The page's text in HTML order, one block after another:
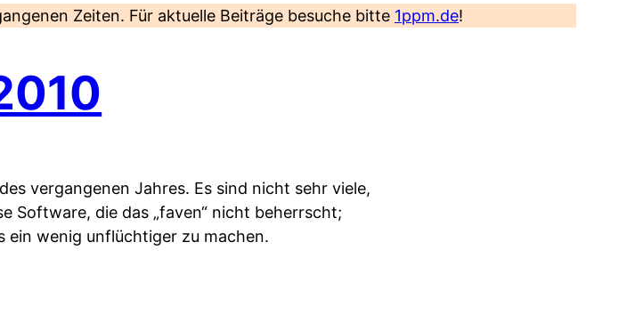
Zeiten. Für aktuelle Beiträge besuche bitte 1ppm.de!
vergangenen Jahres. Es sind nicht sehr viele,
Software, die das „faven“ nicht beherrscht;
ein wenig unflüchtiger zu machen.